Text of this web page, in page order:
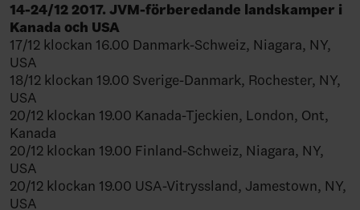
14-24/12 2017. JVM-förberedande landskamper i
Kanada och USA
17/12 klockan 16.00 Danmark-Schweiz, Niagara, NY,
USA
18/12 klockan 19.00 Sverige-Danmark, Rochester, NY,
USA
20/12 klockan 19.00 Kanada-Tjeckien, London, Ont,
Kanada
20/12 klockan 19.00 Finland-Schweiz, Niagara, NY,
USA
20/12 klockan 19.00 USA-Vitryssland, Jamestown, NY,
USA